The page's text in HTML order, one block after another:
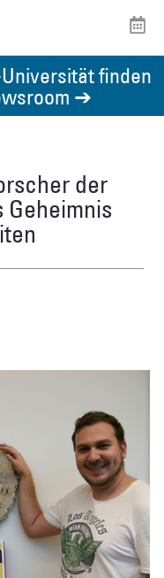
finden
➔
der